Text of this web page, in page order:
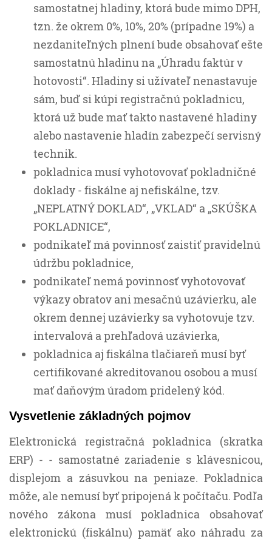
samostatnej hladiny, ktorá bude mimo DPH,
tzn. že okrem 0%, 10%, 20% (prípadne 19%) a
nezdaniteľných plnení bude obsahovať ešte
samostatnú hladinu na „Úhradu faktúr v
hotovosti“. Hladiny si užívateľ nenastavuje
sám, buď si kúpi registračnú pokladnicu,
ktorá už bude mať takto nastavené hladiny
alebo nastavenie hladín zabezpečí servisný
technik.
pokladnica musí vyhotovovať pokladničné
doklady - fiskálne aj nefiskálne, tzv.
„NEPLATNÝ DOKLAD“, „VKLAD“ a „SKÚŠKA
POKLADNICE“,
podnikateľ má povinnosť zaistiť pravidelnú
údržbu pokladnice,
podnikateľ nemá povinnosť vyhotovovať
výkazy obratov ani mesačnú uzávierku, ale
okrem dennej uzávierky sa vyhotovuje tzv.
intervalová a prehľadová uzávierka,
pokladnica aj fiskálna tlačiareň musí byť
certifikované akreditovanou osobou a musí
mať daňovým úradom pridelený kód.
Vysvetlenie základných pojmov
Elektronická registračná pokladnica (skratka
ERP) - - samostatné zariadenie s klávesnicou,
displejom a zásuvkou na peniaze. Pokladnica
môže, ale nemusí byť pripojená k počítaču. Podľa
nového zákona musí pokladnica obsahovať
elektronickú (fiskálnu) pamäť ako náhradu za